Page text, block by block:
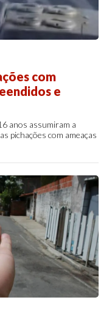
com
e
anos assumiram a
pichações com ameaças